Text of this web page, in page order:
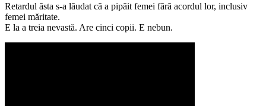
Retardul ăsta s-a lăudat că a pipăit femei fără acordul lor, inclusiv
femei măritate.
E la a treia nevastă. Are cinci copii. E nebun.